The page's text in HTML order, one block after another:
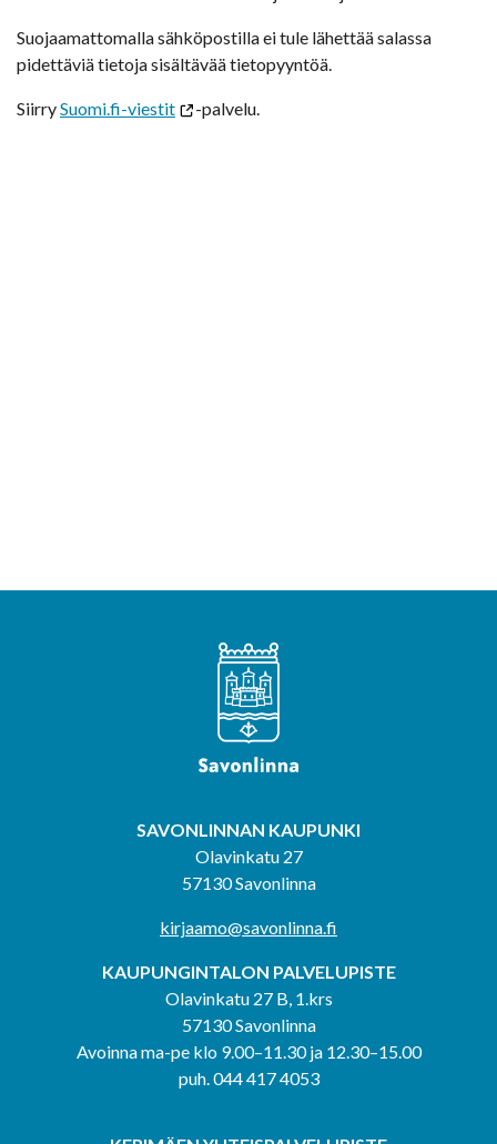
Suojaamattomalla sähköpostilla ei tule lähettää salassa
pidettäviä tietoja sisältävää tietopyyntöä.
SiirrySuomi.fi-viestit -palvelu.
SAVONLINNAN KAUPUNKI
Olavinkatu 27
57130 Savonlinna
kirjaamo@savonlinna.fi
KAUPUNGINTALON PALVELUPISTE
Olavinkatu 27 B, 1.krs
57130 Savonlinna
Avoinna ma-pe klo 9.00–11.30 ja 12.30–15.00
puh. 044 417 4053